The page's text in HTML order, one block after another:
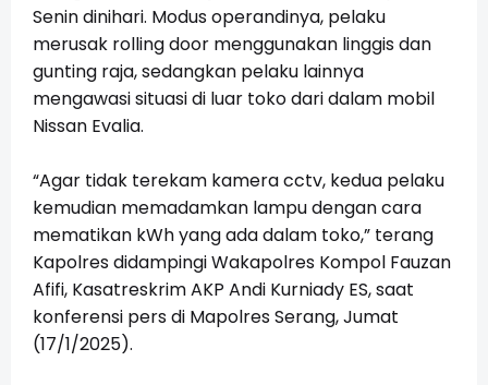
Senin dinihari. Modus operandinya, pelaku
merusak rolling door menggunakan linggis dan
gunting raja, sedangkan pelaku lainnya
mengawasi situasi di luar toko dari dalam mobil
Nissan Evalia.
“Agar tidak terekam kamera cctv, kedua pelaku
kemudian memadamkan lampu dengan cara
mematikan kWh yang ada dalam toko,” terang
Kapolres didampingi Wakapolres Kompol Fauzan
Afifi, Kasatreskrim AKP Andi Kurniady ES, saat
konferensi pers di Mapolres Serang, Jumat
(17/1/2025).